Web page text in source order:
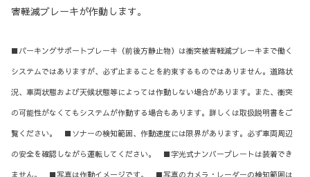
害軽減ブレーキが作動します。
■パーキングサポートブレーキ（前後方静止物）は衝突被害軽減ブレーキまで働く
システムではありますが、必ず止まることを約束するものではありません。道路状
況、車両状態および天候状態等によっては作動しない場合があります。また、衝突
の可能性がなくてもシステムが作動する場合もあります。詳しくは取扱説明書をご
覧ください。 ■ソナーの検知範囲、作動速度には限界があります。必ず車両周辺
の安全を確認しながら運転してください。 ■字光式ナンバープレートは装着でき
ません。 ■写真は作動イメージです。 ■写真のカメラ・レーダーの検知範囲は